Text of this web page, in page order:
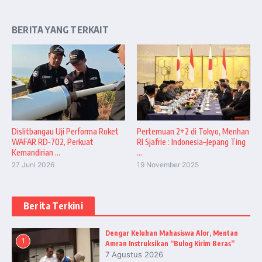
BERITA YANG TERKAIT
Dislitbangau Uji Performa Roket
WAFAR RD-702, Perkuat
Kemandirian ...
27 Juni 2026
Pertemuan 2+2 di Tokyo, Menhan
RI Sjafrie : Indonesia–Jepang Ting
...
19 November 2025
Berita Terkini
1
Dengar Keluhan Mahasiswa Alor, Mentan
Amran Instruksikan “Bulog Kirim Beras”
7 Agustus 2026